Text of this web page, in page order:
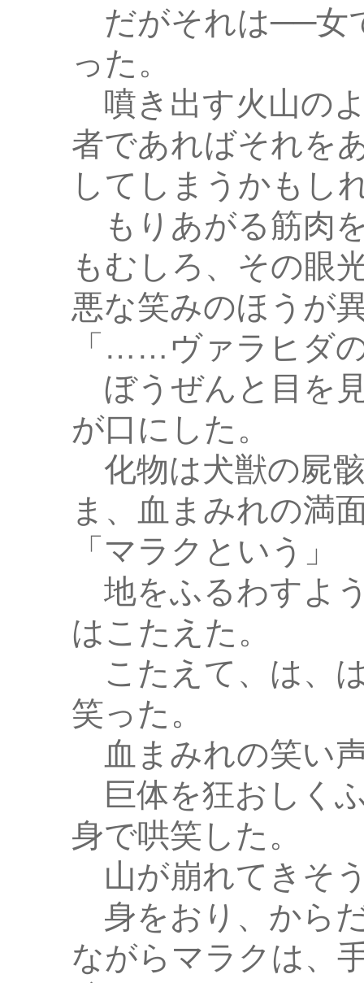
だがそれは──女
った。
噴き出す火山の
者であればそれを
してしまうかもし
もりあがる筋肉
もむしろ、その眼
悪な笑みのほうが
「……ヴァラヒダ
ぼうぜんと目を
が口にした。
化物は犬獣の屍
ま、血まみれの満
「マラクという」
地をふるわすよ
はこたえた。
こたえて、は、
笑った。
血まみれの笑い
巨体を狂おしく
身で哄笑した。
山が崩れてきそ
身をおり、から
ながらマラクは、